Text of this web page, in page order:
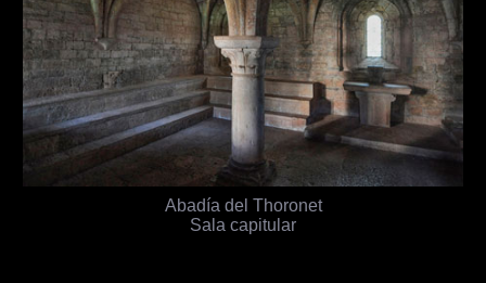
Abadía del Thoronet
Sala capitular